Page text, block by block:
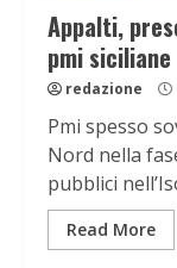
Appalti,
pmi siciliane
redazione
Pmi spesso
Nord nella
pubblici
Read More